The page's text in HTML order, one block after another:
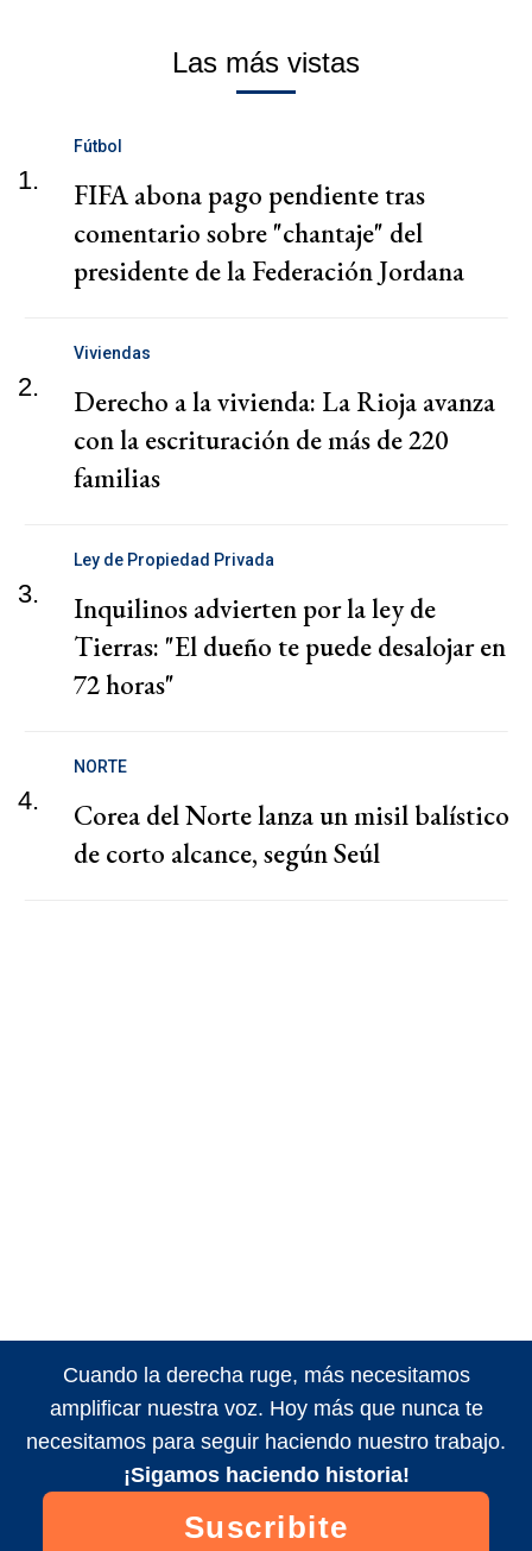
Las más vistas
1.
Fútbol
FIFA abona pago pendiente tras
comentario sobre "chantaje" del
presidente de la Federación Jordana
2.
Viviendas
Derecho a la vivienda: La Rioja avanza
con la escrituración de más de 220
familias
3.
Ley de Propiedad Privada
Inquilinos advierten por la ley de
Tierras: "El dueño te puede desalojar en
72 horas"
4.
NORTE
Corea del Norte lanza un misil balístico
de corto alcance, según Seúl
Cuando la derecha ruge, más necesitamos
amplificar nuestra voz. Hoy más que nunca te
necesitamos para seguir haciendo nuestro trabajo.
¡Sigamos haciendo historia!
Suscribite